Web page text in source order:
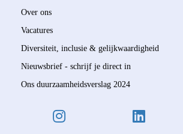
Over ons
Vacatures
Diversiteit, inclusie & gelijkwaardigheid
Nieuwsbrief - schrijf je direct in
Ons duurzaamheidsverslag 2024